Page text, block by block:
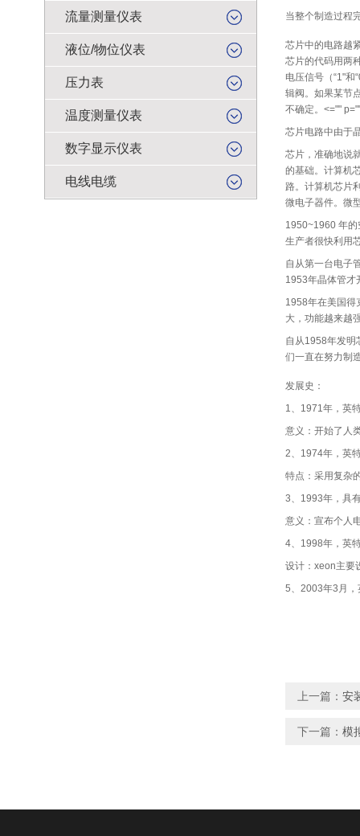
流量测量仪表
液位/物位仪表
压力表
温度测量仪表
数字显示仪表
电线电缆
当整个制造过程
芯片中的电路越
芯片的代码用两
电压信号（“1"
辑阀。如果某节
不确定。<=""
芯片电路中由于
芯片，准确地说
的基础。计算机
路。计算机芯片
微电子器件。微
1950~1960 年的
生产者很快利用
自从第一台电子
1953年晶体管才
1958年在美国得
大，功能越来越
自从1958年发明
们一直在努力制
发展史：
1、1971年，英
意义：开始了人
2、1974年，英
特点：采用复杂
3、1993年，具
意义：宣布个人
4、1998年，英
设计：xeon主要
5、2003年3月
上一篇： 安
下一篇： 模